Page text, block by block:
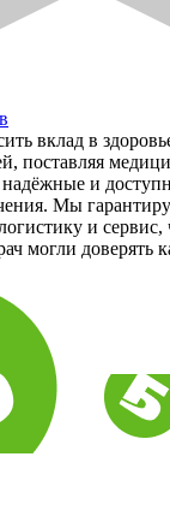
вклад в
поставляя
и
Мы
и
могли доверять